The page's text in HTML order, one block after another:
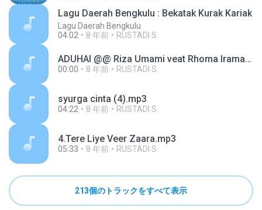
Lagu Daerah Bengkulu : Bekatak Kurak Kariak
Lagu Daerah Bengkulu
04:02
8 年前 RUSTADI S.
ADUHAI @@ Riza Umami veat Rhoma Irama.mp3
00:00 8 年前 RUSTADI S.
syurga cinta (4).mp3
04:22 8 年前 RUSTADI S.
4.Tere Liye Veer Zaara.mp3
05:33 8 年前 RUSTADI S.
213個のトラックをすべて表示